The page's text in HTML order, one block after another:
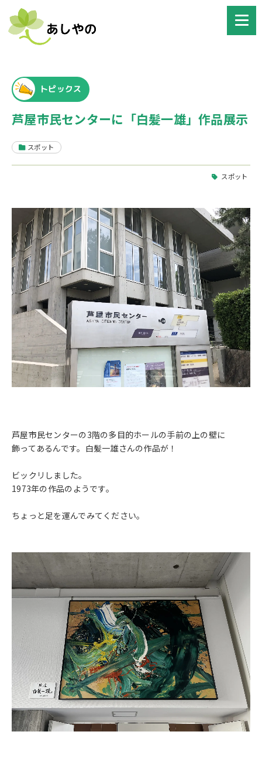
トピックス
芦屋市民センターに「白髪一雄」作品展示
スポット
スポット
芦屋市民センターの3階の多目的ホールの手前の上の壁に
飾ってあるんです。白髪一雄さんの作品が！
ビックリしました。
1973年の作品のようです。
ちょっと足を運んでみてください。